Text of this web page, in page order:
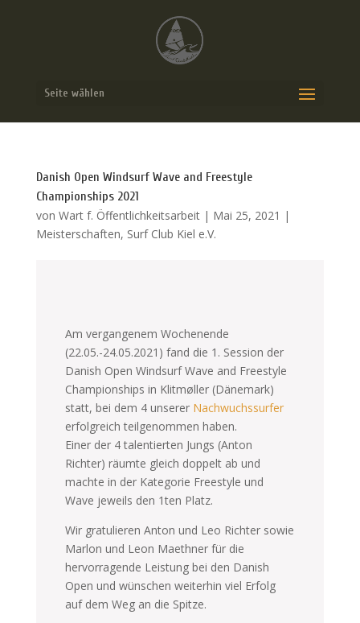
Seite wählen
Danish Open Windsurf Wave and Freestyle
Championships 2021
von Wart f. Öffentlichkeitsarbeit| Mai 25, 2021 |
Meisterschaften, Surf Club Kiel e.V.
Am vergangenem Wochenende
(22.05.-24.05.2021) fand die 1. Session der
Danish Open Windsurf Wave and Freestyle
Championships in Klitmøller (Dänemark)
statt, bei dem 4 unserer Nachwuchssurfer
erfolgreich teilgenommen haben.
Einer der 4 talentierten Jungs (Anton
Richter) räumte gleich doppelt ab und
machte in der Kategorie Freestyle und
Wave jeweils den 1ten Platz.
Wir gratulieren Anton und Leo Richter sowie
Marlon und Leon Maethner für die
hervorragende Leistung bei den Danish
Open und wünschen weiterhin viel Erfolg
auf dem Weg an die Spitze.